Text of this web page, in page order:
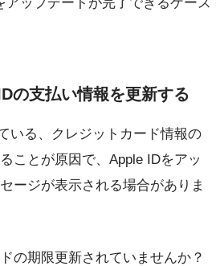
の支払い情報を更新する
いる、クレジットカード情報の
ことが原因で、Apple IDをアッ
ージが表示される場合がありま
の期限更新されていませんか？